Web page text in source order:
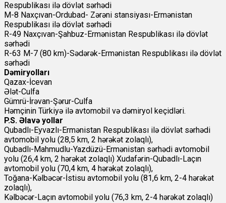
Respublikası ilə dövlət sərhədi
M-8 Naxçıvan-Ordubad- Zərəni stansiyası-Ermənistan
Respublikası ilə dövlət sərhədi
R-49 Naxçıvan-Şahbuz-Ermənistan Respublikası ilə dövlət
sərhədi
R-63 M-7 (80 km)-Sədərək-Ermənistan Respublikası ilə dövlət
sərhədi
Dəmiryolları
Qazax-İcevan
Ələt-Culfa
Gümrü-İrəvan-Şərur-Culfa
Həmçinin Türkiyə ilə avtomobil və dəmiryol keçidləri.
P.S. Əlavə yollar
Qubadlı-Eyvazlı-Ermənistan Respublikası ilə dövlət sərhədi
avtomobil yolu (28,5 km, 2 hərəkət zolaqlı),
Qubadlı-Mahmudlu-Yazdüzü-Ermənistan sərhədi avtomobil
yolu (26,4 km, 2 hərəkət zolaqlı) Xudafərin-Qubadlı-Laçın
avtomobil yolu (70,4 km, 4 hərəkət zolaqlı),
Toğana-Kəlbəcər-İstisu avtomobil yolu (81,6 km, 2-4 hərəkət
zolaqlı),
Kəlbəcər-Laçın avtomobil yolu (76,3 km, 2-4 hərəkət zolaqlı)